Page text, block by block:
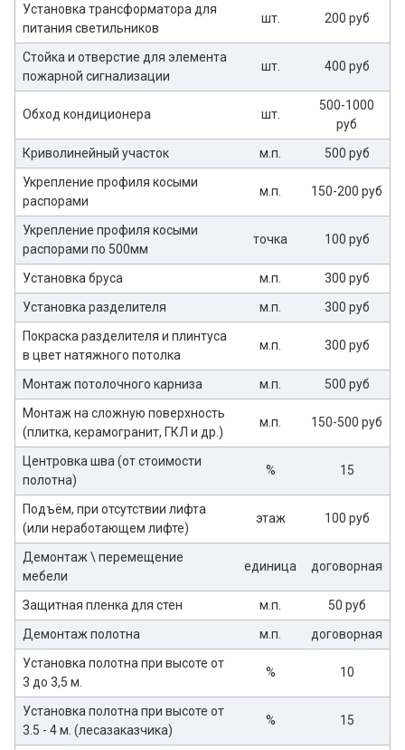
Установка трансформатора для
питания светильников
шт. 200 руб
Стойка и отверстие для элемента
пожарной сигнализации
шт. 400 руб
Обход кондиционера шт.
500-1000
руб
Криволинейный участок
м.п.
500 руб
Укрепление профиля косыми
распорами
м.п. 150-200 руб
Укрепление профиля косыми
распорами по 500мм
точка 100 руб
Установка бруса м.п.
300 руб
Установка разделителя
м.п.
300 руб
Покраска разделителя и плинтуса
в цвет натяжного потолка
м.п. 300 руб
Монтаж потолочного карниза м.п.
500 руб
Монтаж на сложную поверхность
(плитка, керамогранит, ГКЛ и др.)
м.п. 150-500 руб
Центровка шва (от стоимости
полотна)
% 15
Подъём, при отсутствии лифта
(или неработающем лифте)
этаж 100 руб
Демонтаж \ перемещение
мебели
единица договорная
Защитная пленка для стен м.п.
50 руб
Демонтаж полотна
м.п.
договорная
Установка полотна при высоте от
3 до 3,5 м.
% 10
Установка полотна при высоте от
3.5 - 4 м. (лесазаказчика)
% 15